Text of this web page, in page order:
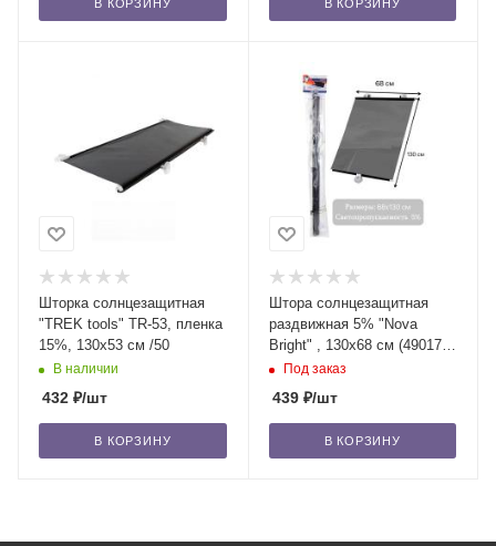
В КОРЗИНУ В КОРЗИНУ
Шторка солнцезащитная
"TREK tools" TR-53, пленка
15%, 130х53 см /50
В наличии
432 ₽/шт
В КОРЗИНУ
Штора солнцезащитная
раздвижная 5% "Nova
Bright" , 130х68 см (49017)
/50Под заказ
439₽/шт
В КОРЗИНУ